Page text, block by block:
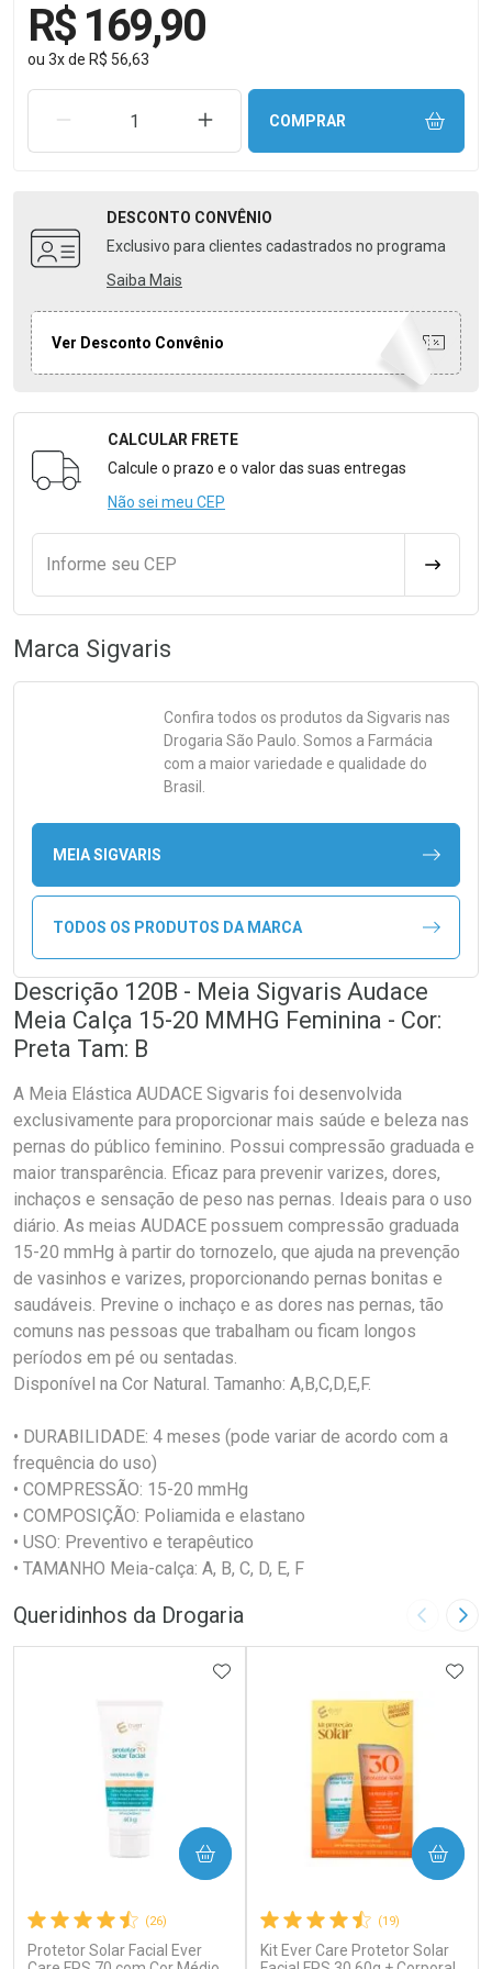
R$ 169,90
ou 3xde R$ 56,63
REMOVER UMA UNIDADEAUMENTAR UMA UNIDADE
COMPRAR
DESCONTO CONVÊNIO
Exclusivo para clientes cadastrados no programa
Saiba Mais
Ver Desconto Convênio
Formulário para Calcular o Frete
CALCULAR FRETE
Calcule o prazo e o valor das suas entregas
Não sei meu CEP
Informe seu CEP
Marca Sigvaris
Confira todos os produtos da Sigvaris nas
Drogaria São Paulo. Somos a Farmácia
com a maior variedade e qualidade do
Brasil.
MEIA SIGVARIS
TODOS OS PRODUTOS DA MARCA
Descrição 120B - Meia Sigvaris Audace
Meia Calça 15-20 MMHG Feminina - Cor:
Preta Tam: B
A Meia Elástica AUDACE Sigvaris foi desenvolvida
exclusivamente para proporcionar mais saúde e beleza nas
pernas do público feminino. Possui compressão graduada e
maior transparência. Eficaz para prevenir varizes, dores,
inchaços e sensação de peso nas pernas. Ideais para o uso
diário. As meias AUDACE possuem compressão graduada
15-20 mmHg à partir do tornozelo, que ajuda na prevenção
de vasinhos e varizes, proporcionando pernas bonitas e
saudáveis. Previne o inchaço e as dores nas pernas, tão
comuns nas pessoas que trabalham ou ficam longos
períodos em pé ou sentadas.
Disponível na Cor Natural. Tamanho: A,B,C,D,E,F.
• DURABILIDADE: 4 meses (pode variar de acordo com a
frequência do uso)
• COMPRESSÃO: 15-20 mmHg
• COMPOSIÇÃO: Poliamida e elastano
• USO: Preventivo e terapêutico
• TAMANHO Meia-calça: A, B, C, D, E, F
Queridinhos da Drogaria Imagem
(26)
Protetor Solar Facial Ever
ADICIONAR AOS FAVORITOS
COMPRAR
(19)
Kit Ever Care Protetor Solar
COMPRAR